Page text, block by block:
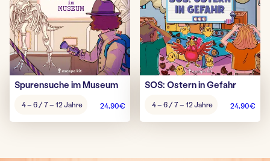
Spurensuche im Museum
Spiel:
4 – 6 / 7 – 12 Jahre 24,90€
SOS: Ostern in Gefahr
Spiel:
4 – 6 / 7 – 12 Jahre 24,90€